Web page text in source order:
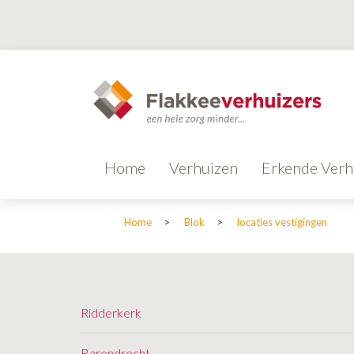
Home Verhuizen Erkende
Home > Blok > locaties vestigingen
Ridderkerk